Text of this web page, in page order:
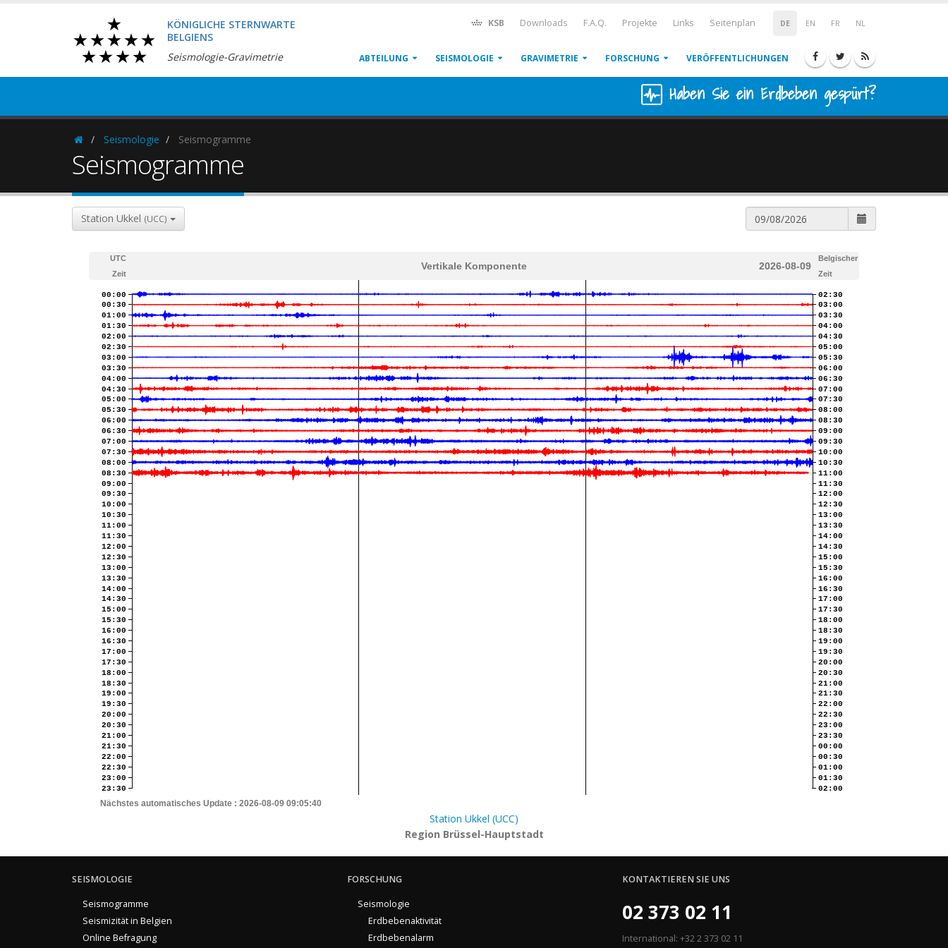
KÖNIGLICHE STERNWARTE
BELGIENS
Seismologie-Gravimetrie
DE EN FR NL
KSB Downloads F.A.Q. Projekte Links Seitenplan
ABTEILUNG SEISMOLOGIE GRAVIMETRIE FORSCHUNG VERÖFFENTLICHUNGEN
Haben Sie ein Erdbeben gespürt?
HomepageSeismologie Seismogramme
Seismogramme
Station Ukkel (UCC)
UTC
Zeit
Vertikale Komponente 2026-08-09
Belgischer
Zeit
00:00
00:30
01:00
01:30
02:00
02:30
03:00
03:30
04:00
04:30
05:00
05:30
06:00
06:30
07:00
07:30
08:00
08:30
09:00
09:30
10:00
10:30
11:00
11:30
12:00
12:30
13:00
13:30
14:00
14:30
15:00
15:30
16:00
16:30
17:00
17:30
18:00
18:30
19:00
19:30
20:00
20:30
21:00
21:30
22:00
22:30
23:00
23:30
02:30
03:00
03:30
04:00
04:30
05:00
05:30
06:00
06:30
07:00
07:30
08:00
08:30
09:00
09:30
10:00
10:30
11:00
11:30
12:00
12:30
13:00
13:30
14:00
14:30
15:00
15:30
16:00
16:30
17:00
17:30
18:00
18:30
19:00
19:30
20:00
20:30
21:00
21:30
22:00
22:30
23:00
23:30
00:00
00:30
01:00
01:30
02:00
Nächstes automatisches Update : 2026-08-09 09:05:40
Station Ukkel (UCC)
Region Brüssel-Hauptstadt
SEISMOLOGIE
Seismogramme
Seismizität in Belgien
Online Befragung
FORSCHUNG
Seismologie
Erdbebenaktivität
Erdbebenalarm
KONTAKTIEREN SIE UNS
02 373 02 11
International: +32 2 373 02 11